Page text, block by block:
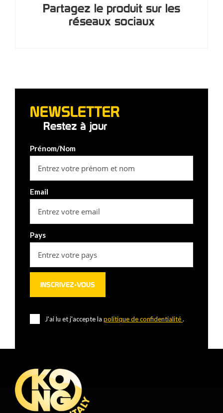
Partagez le produit sur les
réseaux sociaux
NEWSLETTER
Restez à jour
Prénom/Nom
Email
Pays
J'ai lu et j'accepte la politique de confidentialité.